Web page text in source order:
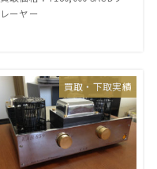
レーヤー
買取・下取実績